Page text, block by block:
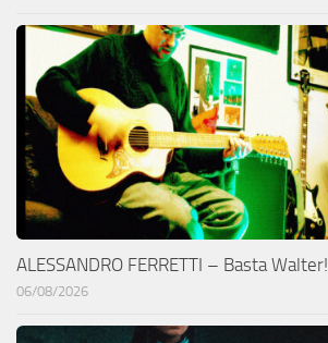
ALESSANDRO FERRETTI – Basta Walter!
06/08/2026